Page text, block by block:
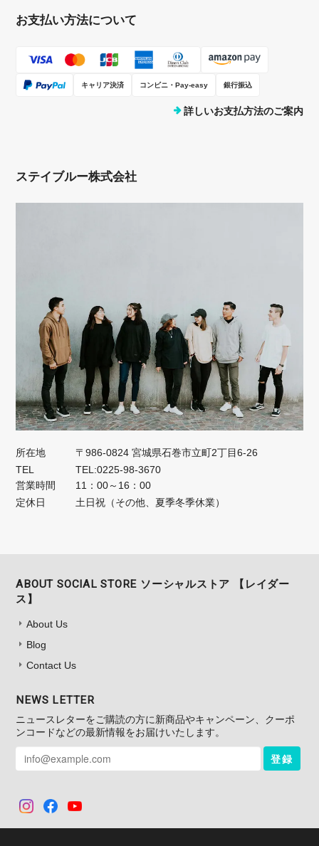
お支払い方法について
キャリア決済 コンビニ・Pay-easy 銀行振込
詳しいお支払方法のご案内
ステイブルー株式会社
所在地
〒986-0824 宮城県石巻市立町2丁目6-26
TEL
TEL:0225-98-3670
営業時間
11：00～16：00
定休日
土日祝（その他、夏季冬季休業）
ABOUT SOCIAL STORE ソーシャルストア 【レイダー
ス】
About Us
Blog
Contact Us
NEWS LETTER
ニュースレターをご購読の方に新商品やキャンペーン、クーポ
ンコードなどの最新情報をお届けいたします。
登録